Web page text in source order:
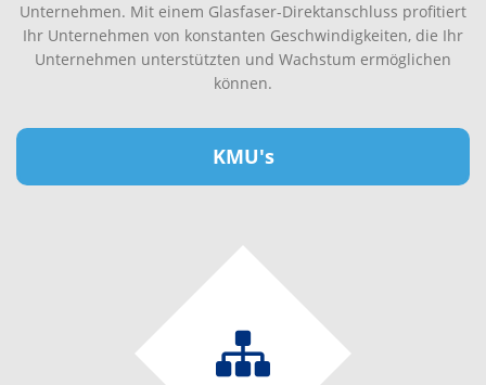
Unternehmen. Mit einem Glasfaser-Direktanschluss profitiert
Ihr Unternehmen von konstanten Geschwindigkeiten, die Ihr
Unternehmen unterstützten und Wachstum ermöglichen
können.
KMU's